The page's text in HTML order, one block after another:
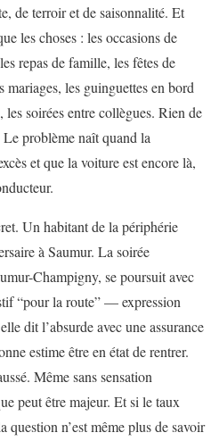
de terroir et de saisonnalité. Et
les choses : les occasions de
repas de famille, les fêtes de
les guinguettes en bord
soirées entre collègues. Rien de
problème naît quand la
et que la voiture est encore là,
Un habitant de la périphérie
à Saumur. La soirée
Champigny, se poursuit avec
“pour la route” — expression
dit l’absurde avec une assurance
estime être en état de rentrer.
Même sans sensation
peut être majeur. Et si le taux
question n’est même plus de savoir